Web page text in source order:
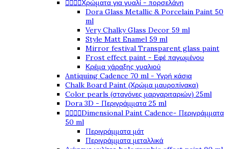
Χρώματα για γυαλί - πορσελάνη
Dora Glass Metallic & Porcelain Paint 50
ml
Very Chalky Glass Decor 59 ml
Style Matt Enamel 59 ml
Mirror festival Transparent glass paint
Frost effect paint - Εφέ παγωμένου
Κρέμα χάραξης γυαλιού
Antiquing Cadence 70 ml - Υγρή κάσια
Chalk Board Paint (Χρώμα μαυροπίνακα)
Color pearls (σταγόνες μαργαριταριών) 25ml
Dora 3D - Περιγράμματα 25 ml
Dimensional Paint Cadence- Περιγράμματα
50 ml
Περιγράμματα μάτ
Περιγράμματα μεταλλικά